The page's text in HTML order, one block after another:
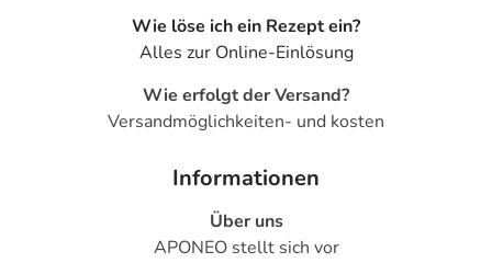
Wie löse ich ein Rezept ein?
Alles zur Online-Einlösung
Wie erfolgt der Versand?
Versandmöglichkeiten- und kosten
Informationen
Über uns
APONEO stellt sich vor